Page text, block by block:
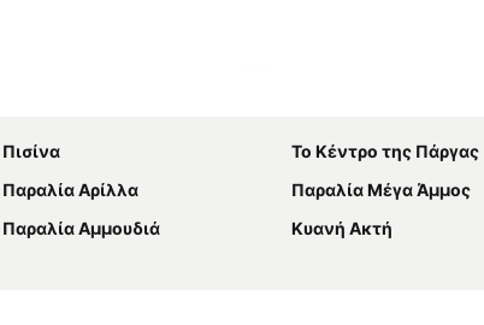
Πισίνα
Το Κέντρο της Πάργας
Παραλία Αρίλλα
Παραλία Μέγα Άμμος
Παραλία Αμμουδιά
Κυανή Ακτή